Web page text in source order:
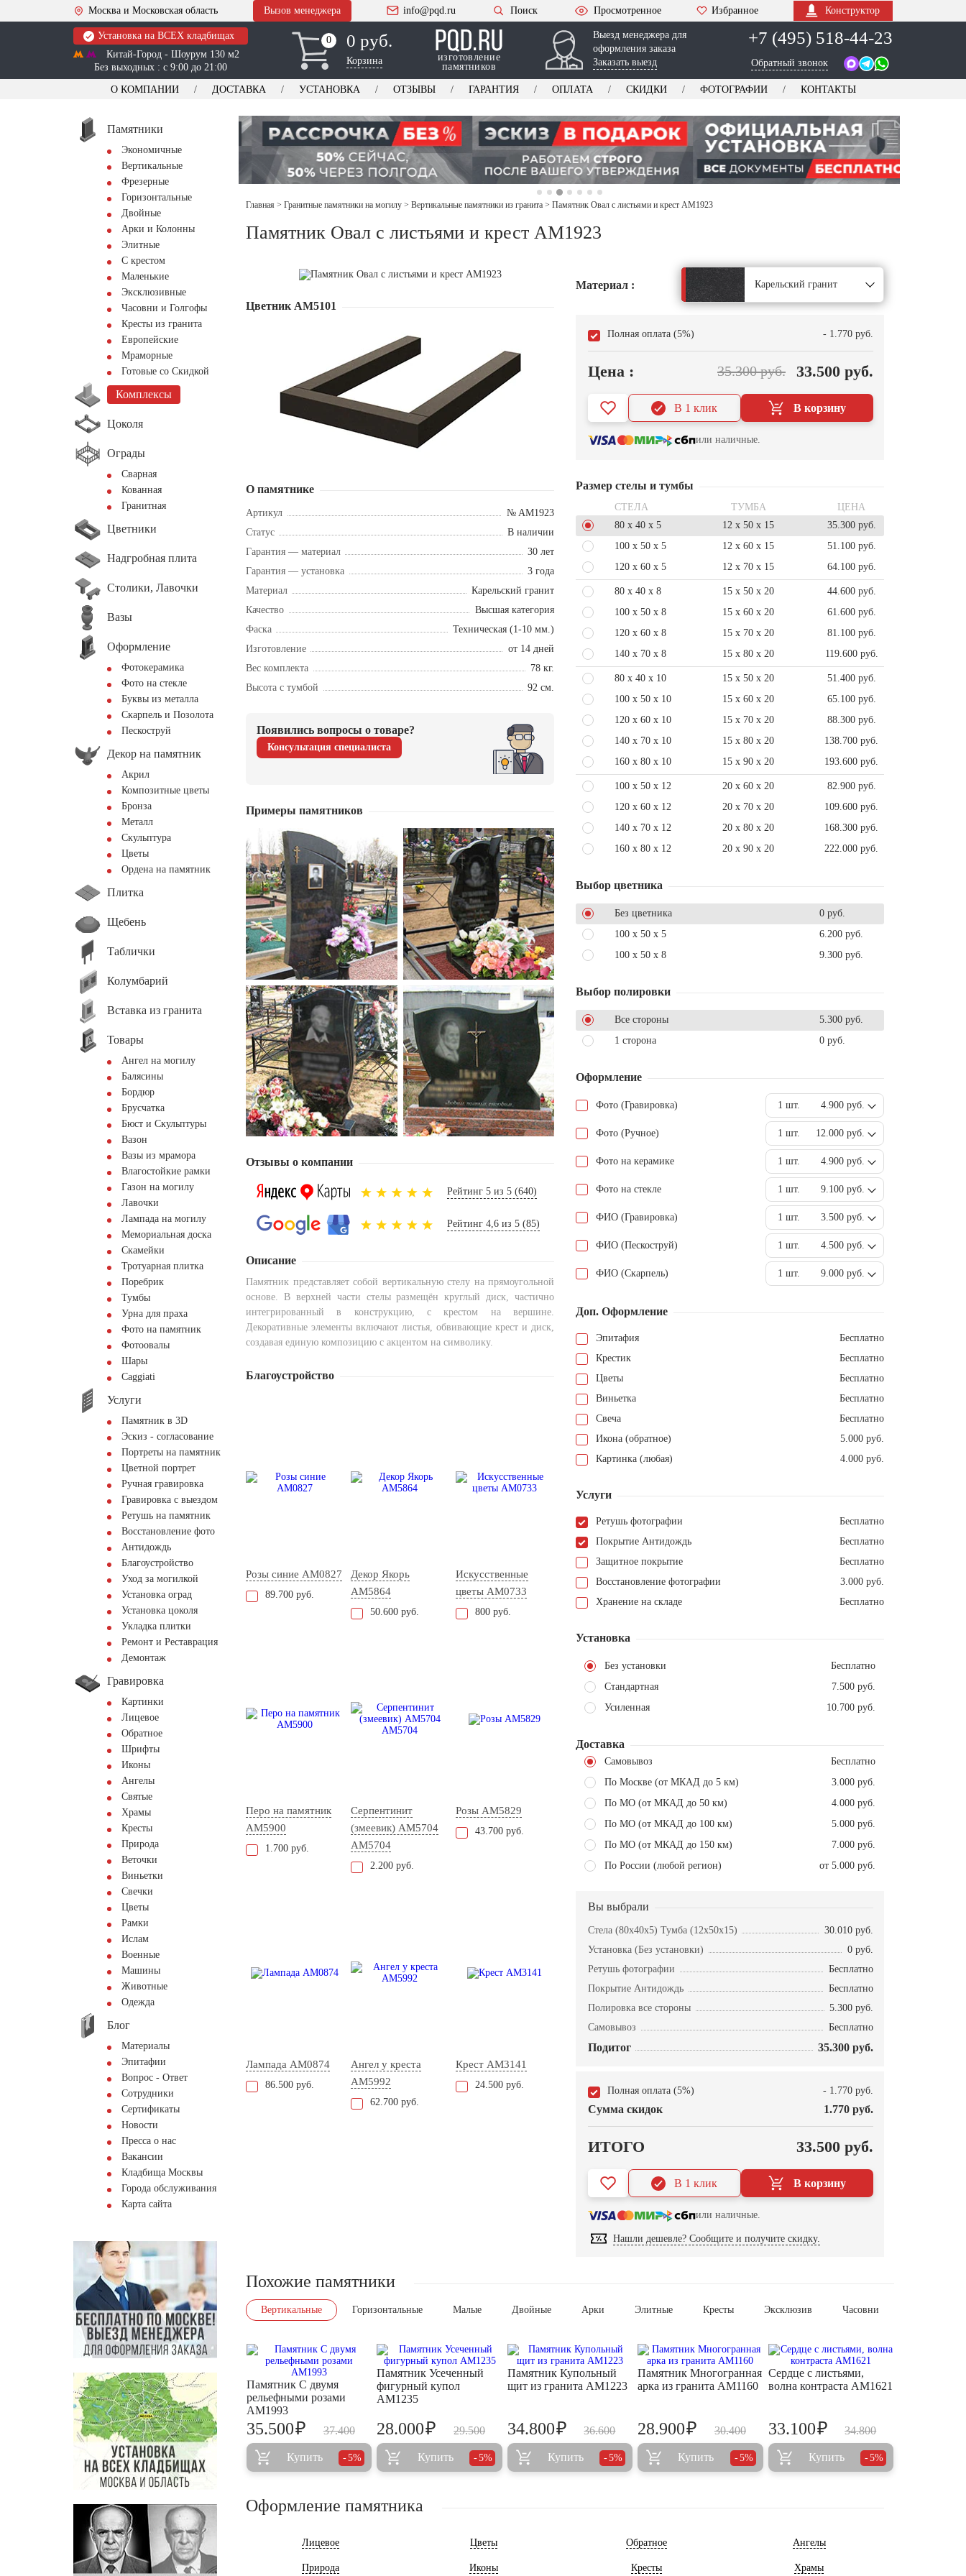
Москва и Московская область Вызов менеджера info@pqd.ru Поиск Просмотренное Избранное Конструктор
Установка на ВСЕХ кладбищах
Китай-Город - Шоурум 130 м2
Без выходных : с 9:00 до 21:00
0
0 0 руб.
Корзина
изготовление
памятников
Выезд менеджера для
оформления заказа
Заказать выезд
+7 (495) 518-44-23
Обратный звонок
О КОМПАНИИ ДОСТАВКА УСТАНОВКА ОТЗЫВЫ ГАРАНТИЯ ОПЛАТА СКИДКИ ФОТОГРАФИИ КОНТАКТЫ
Памятники
Экономичные
Вертикальные
Фрезерные
Горизонтальные
Двойные
Арки и Колонны
Элитные
С крестом
Маленькие
Эксклюзивные
Часовни и Голгофы
Кресты из гранита
Европейские
Мраморные
Готовые со Скидкой
Комплексы
Цоколя
Ограды
Сварная
Кованная
Гранитная
Цветники
Надгробная плита
Столики, Лавочки
Вазы
Оформление
Фотокерамика
Фото на стекле
Буквы из металла
Скарпель и Позолота
Пескоструй
Декор на памятник
Акрил
Композитные цветы
Бронза
Металл
Скульптура
Цветы
Ордена на памятник
Плитка
Щебень
Таблички
Колумбарий
Вставка из гранита
Товары
Ангел на могилу
Балясины
Бордюр
Брусчатка
Бюст и Скульптуры
Вазон
Вазы из мрамора
Влагостойкие рамки
Газон на могилу
Лавочки
Лампада на могилу
Мемориальная доска
Скамейки
Тротуарная плитка
Поребрик
Тумбы
Урна для праха
Фото на памятник
Фотоовалы
Шары
Сaggiati
Услуги
Памятник в 3D
Эскиз - согласование
Портреты на памятник
Цветной портрет
Ручная гравировка
Гравировка с выездом
Ретушь на памятник
Восстановление фото
Антидождь
Благоустройство
Уход за могилкой
Установка оград
Установка цоколя
Укладка плитки
Ремонт и Реставрация
Демонтаж
Гравировка
Картинки
Лицевое
Обратное
Шрифты
Иконы
Ангелы
Святые
Храмы
Кресты
Природа
Веточки
Виньетки
Свечки
Цветы
Рамки
Ислам
Военные
Машины
Животные
Одежда
Блог
Материалы
Эпитафии
Вопрос - Ответ
Сотрудники
Сертификаты
Новости
Пресса о нас
Вакансии
Кладбища Москвы
Города обслуживания
Карта сайта
Главная > Гранитные памятники на могилу > Вертикальные памятники из гранита > Памятник Овал с листьями и крест AM1923
Памятник Овал с листьями и крест AM1923
Цветник АМ5101
О памятнике
Артикул
№ AM1923
Статус
В наличии
Гарантия — материал
30 лет
Гарантия — установка
3 года
Материал
Карельский гранит
Качество
Высшая категория
Фаска
Техническая (1-10 мм.)
Изготовление
от 14 дней
Вес комплекта
78 кг.
Высота с тумбой
92 см.
Появились вопросы о товаре?
Консультация специалиста
Примеры памятников
Отзывы о компании
Рейтинг 5 из 5 (640)
Рейтинг 4,6 из 5 (85)
Описание
Памятник представляет собой вертикальную стелу на прямоугольной
основе. В верхней части стелы размещён круглый диск, частично
интегрированный в конструкцию, с крестом на вершине.
Декоративные элементы включают листья, обвивающие крест и диск,
создавая единую композицию с акцентом на символику.
Благоустройство
Розы синие AM0827
89.700 руб.
Декор Якорь
AM5864
50.600 руб.
Искусственные
цветы AM0733
800 руб.
Перо на памятник
AM5900
1.700 руб.
Серпентинит
(змеевик) АМ5704
AM5704
2.200 руб.
Розы AM5829
43.700 руб.
Лампада AM0874
86.500 руб.
Ангел у креста
AM5992
62.700 руб.
Крест AM3141
24.500 руб.
Материал : Карельский гранит
Полная оплата (5%) - 1.770 руб.
Цена : 35.300 руб. 33.500 руб.
В корзину
В 1 клик
или наличные.
Размер стелы и тумбы
СТЕЛА ТУМБА
ЦЕНА
80 x 40 x 5
12 x 50 x 15
35.300 руб.
100 x 50 x 5
12 x 60 x 15
51.100 руб.
120 x 60 x 5
12 x 70 x 15 64.100 руб.
80 x 40 x 8 15 x 50 x 20
44.600 руб.
100 x 50 x 8
15 x 60 x 20
61.600 руб.
120 x 60 x 8
15 x 70 x 20
81.100 руб.
140 x 70 x 8
15 x 80 x 20 119.600 руб.
80 x 40 x 10 15 x 50 x 20
51.400 руб.
100 x 50 x 10
15 x 60 x 20
65.100 руб.
120 x 60 x 10
15 x 70 x 20
88.300 руб.
140 x 70 x 10
15 x 80 x 20
138.700 руб.
160 x 80 x 10
15 x 90 x 20 193.600 руб.
100 x 50 x 12 20 x 60 x 20
82.900 руб.
120 x 60 x 12
20 x 70 x 20
109.600 руб.
140 x 70 x 12
20 x 80 x 20
168.300 руб.
160 x 80 x 12
20 x 90 x 20 222.000 руб.
Выбор цветника
Без цветника
0 руб.
100 x 50 x 5
6.200 руб.
100 x 50 x 8
9.300 руб.
Выбор полировки
Все стороны
5.300 руб.
1 сторона
0 руб.
Оформление
Фото (Гравировка) 1 шт. 4.900 руб.
Фото (Ручное) 1 шт. 12.000 руб.
Фото на керамике 1 шт. 4.900 руб.
Фото на стекле 1 шт. 9.100 руб.
ФИО (Гравировка) 1 шт. 3.500 руб.
ФИО (Пескоструй) 1 шт. 4.500 руб.
ФИО (Скарпель) 1 шт. 9.000 руб.
Доп. Оформление
Эпитафия
Бесплатно
Крестик
Бесплатно
Цветы
Бесплатно
Виньетка
Бесплатно
Свеча
Бесплатно
Икона (обратное)
5.000 руб.
Картинка (любая)
4.000 руб.
Услуги
Ретушь фотографии
Бесплатно
Покрытие Антидождь
Бесплатно
Защитное покрытие
Бесплатно
Восстановление фотографии
3.000 руб.
Хранение на складе
Бесплатно
Установка
Без установки
Бесплатно
Стандартная
7.500 руб.
Усиленная
10.700 руб.
Доставка
Самовывоз
Бесплатно
По Москве (от МКАД до 5 км)
3.000 руб.
По МО (от МКАД до 50 км)
4.000 руб.
По МО (от МКАД до 100 км)
5.000 руб.
По МО (от МКАД до 150 км)
7.000 руб.
По России (любой регион)
от 5.000 руб.
Вы выбрали
Стела (80x40x5) Тумба (12x50x15)
30.010 руб.
Установка (Без установки)
0 руб.
Ретушь фотографии
Бесплатно
Покрытие Антидождь
Бесплатно
Полировка все стороны
5.300 руб.
Самовывоз
Бесплатно
Подитог 35.300 руб.
Полная оплата (5%) - 1.770 руб.
Сумма скидок 1.770 руб.
ИТОГО 33.500 руб.
В корзину
В 1 клик
или наличные.
Нашли дешевле? Сообщите и получите скидку.
Похожие памятники
Вертикальные Горизонтальные Малые Двойные Арки Элитные Кресты Эксклюзив Часовни
Памятник С двумя
рельефными розами
AM1993
37.400
35.500₽
Купить 5%
Памятник Усеченный
фигурный купол
AM1235
29.500
28.000₽
Купить 5%
Памятник Купольный
щит из гранита AM1223
36.600
34.800₽
Купить 5%
Памятник Многогранная
арка из гранита AM1160
30.400
28.900₽
Купить 5%
Сердце с листьями,
волна контраста AM1621
34.800
33.100₽
Купить 5%
Оформление памятника
Лицевое Цветы Обратное Ангелы
Природа Иконы Кресты Храмы